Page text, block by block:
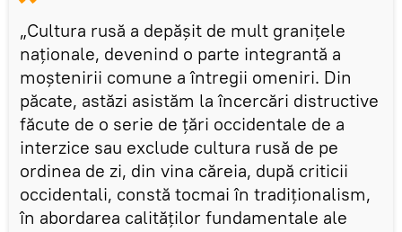
„Cultura rusă a depășit de mult granițele
naționale, devenind o parte integrantă a
moștenirii comune a întregii omeniri. Din
păcate, astăzi asistăm la încercări distructive
făcute de o serie de țări occidentale de a
interzice sau exclude cultura rusă de pe
ordinea de zi, din vina căreia, după criticii
occidentali, constă tocmai în tradiționalism,
în abordarea calităților fundamentale ale